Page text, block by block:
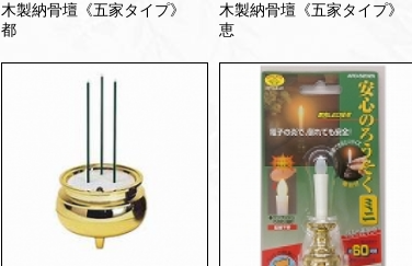
木製納骨壇《五家タイプ》
都
木製納骨壇《五家タイプ》
恵